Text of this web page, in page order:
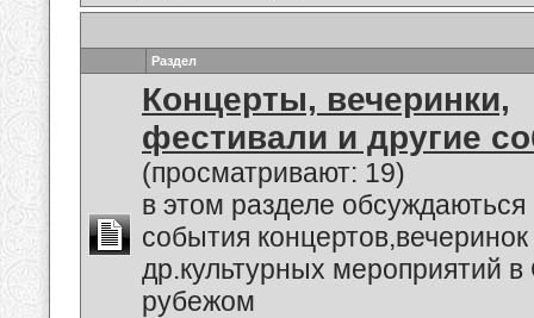
Раздел
Концерты, вечеринки,
фестивали и другие
(просматривают: 19)
в этом разделе
события
др.культурных мероприятий
рубежом